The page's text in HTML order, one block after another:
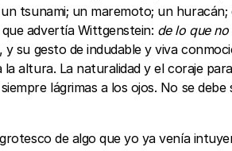
tsunami; un maremoto; un huracán;
advertía Wittgenstein: de lo que no
su gesto de indudable y viva
altura. La naturalidad y el coraje
lágrimas a los ojos. No se
de algo que yo ya venía